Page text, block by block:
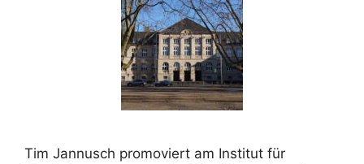
Tim Jannusch promoviert am Institut für